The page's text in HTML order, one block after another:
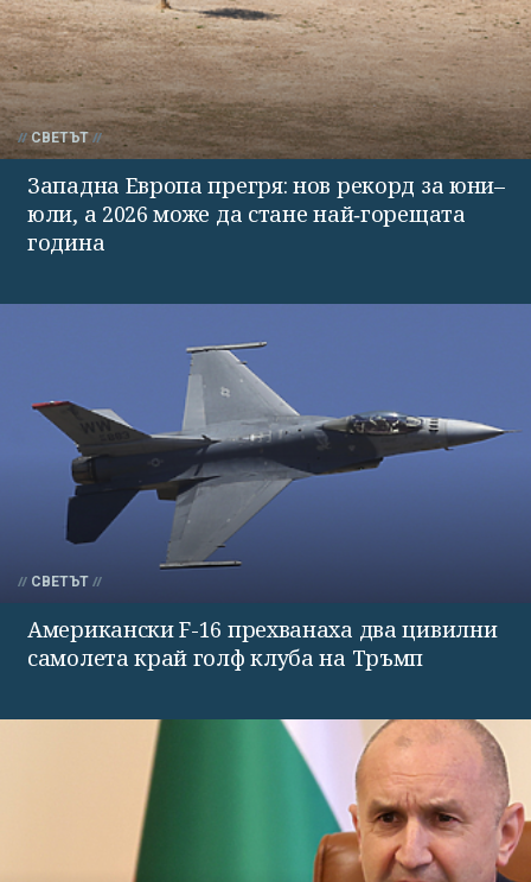
СВЕТЪТ
Западна Европа прегря: нов рекорд за юни–
юли, а 2026 може да стане най‑горещата
година
СВЕТЪТ
Американски F-16 прехванаха два цивилни
самолета край голф клуба на Тръмп